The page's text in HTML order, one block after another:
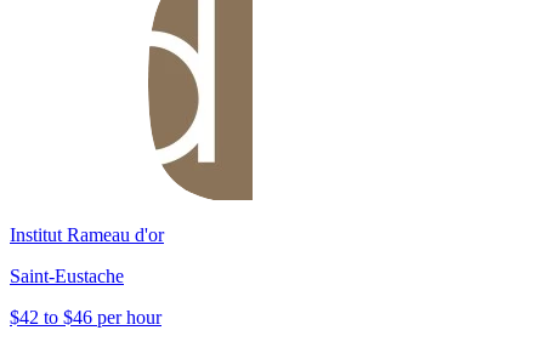
Institut Rameau d'or
Saint-Eustache
$42 to $46 per hour